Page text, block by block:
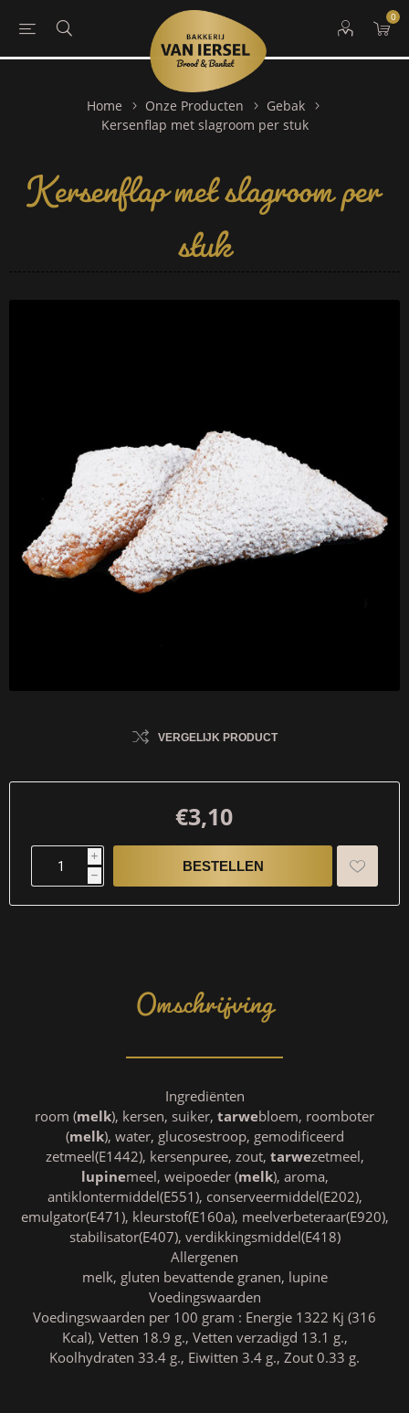
0
Home Onze Producten
Gebak
Kersenflap met slagroom per stuk
Kersenflap met slagroom per
stuk
VERGELIJK PRODUCT
€3,10
i
h
Omschrijving
Ingrediënten
room (melk), kersen, suiker, tarwebloem, roomboter
(melk), water, glucosestroop, gemodificeerd
zetmeel(E1442), kersenpuree, zout, tarwezetmeel,
lupinemeel, weipoeder (melk), aroma,
antiklontermiddel(E551), conserveermiddel(E202),
emulgator(E471), kleurstof(E160a), meelverbeteraar(E920),
stabilisator(E407), verdikkingsmiddel(E418)
Allergenen
melk, gluten bevattende granen, lupine
Voedingswaarden
Voedingswaarden per 100 gram : Energie 1322 Kj (316
Kcal), Vetten 18.9 g., Vetten verzadigd 13.1 g.,
Koolhydraten 33.4 g., Eiwitten 3.4 g., Zout 0.33 g.